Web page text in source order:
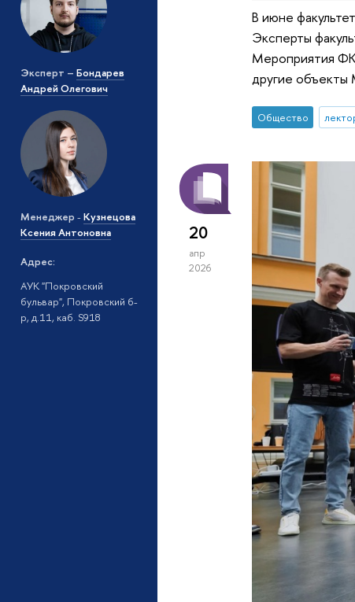
Эксперт – Бондарев
Андрей Олегович
Менеджер -Кузнецова
Ксения Антоновна
Адрес:
АУК "Покровский
бульвар", Покровский б-
р, д.11, каб. S918
В июне
Эксперты
Мероприятия
другие объекты
Общество
20
апр
2026